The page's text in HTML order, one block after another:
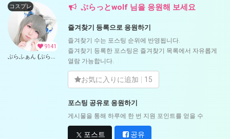
9141
コスプレ
ぷらふぁん (ぷらっとwolf)
ぷらっとwolf 님을 응원해 보세요
즐겨찾기 등록으로 응원하기
즐겨찾기 수는 포스팅 순위에 반영됩니다.
즐겨찾기 등록한 포스팅은 즐겨찾기 목록에서 자유롭게
열람 가능합니다.
お気に入りに追加 15
포스팅 공유로 응원하기
게시물을 통해 하루에 한 번 지원 포인트를 얻을 수
포스트 공유